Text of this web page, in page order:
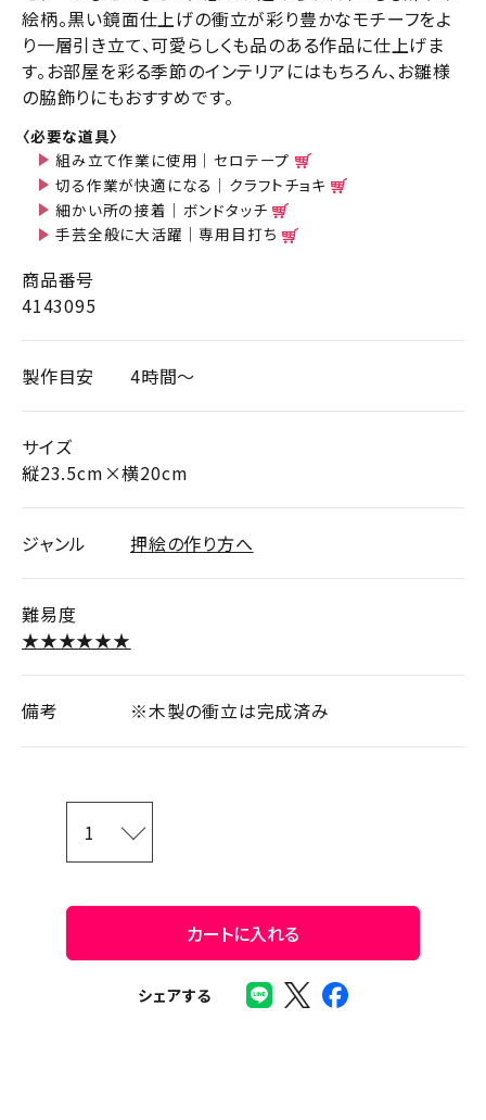
絵柄。黒い鏡面仕上げの衝立が彩り豊かなモチーフをよ
り一層引き立て、可愛らしくも品のある作品に仕上げま
す。お部屋を彩る季節のインテリアにはもちろん、お雛様
の脇飾りにもおすすめです。
〈必要な道具〉
組み立て作業に使用｜セロテープ
切る作業が快適になる｜クラフトチョキ
細かい所の接着｜ボンドタッチ
手芸全般に大活躍｜専用目打ち
商品番号
4143095
製作目安 4時間～
サイズ
縦23.5cm×横20cm
ジャンル 押絵の作り方へ
難易度
★★★★★★
備考 ※木製の衝立は完成済み
カートに入れる
シェアする